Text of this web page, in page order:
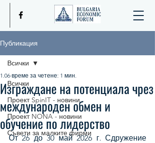
Публикация
Всички
Проект SpinIT - новини
Проект NONA - новини
Съвети за малките фирми
Всички
Изграждане на потенциала чрез
международен обмен и
обучение по лидерство
1.06 време за четене: 1 мин.
От 26 до 30 май 2026 г. Сдружение